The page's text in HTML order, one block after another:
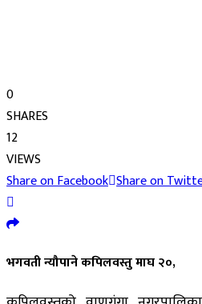
0
SHARES
12
VIEWS
Share on Facebook Share on
भगवती न्यौपाने कपिलवस्तु माघ २०,